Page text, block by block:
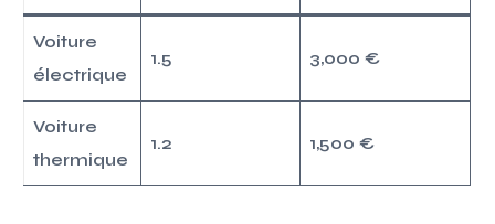
Voiture
électrique
1.5 3,000 €
Voiture
thermique
1.2 1,500 €